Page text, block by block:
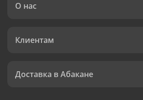
О нас
Клиентам
Доставка в Абакане